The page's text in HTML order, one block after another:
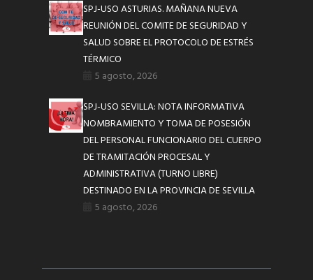
SPJ-USO ASTURIAS. MAÑANA NUEVA
REUNIÓN DEL COMITE DE SEGURIDAD Y
SALUD SOBRE EL PROTOCOLO DE ESTRÉS
TÉRMICO
5 agosto, 2026
SPJ-USO SEVILLA: NOTA INFORMATIVA
NOMBRAMIENTO Y TOMA DE POSESIÓN
DEL PERSONAL FUNCIONARIO DEL CUERPO
DE TRAMITACIÓN PROCESAL Y
ADMINISTRATIVA (TURNO LIBRE)
DESTINADO EN LA PROVINCIA DE SEVILLA
5 agosto, 2026